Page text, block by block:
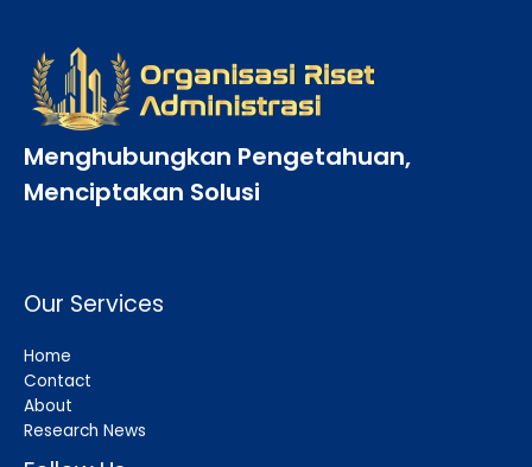
Menghubungkan Pengetahuan,
Menciptakan Solusi
Our Services
Home
Contact
About
Research News